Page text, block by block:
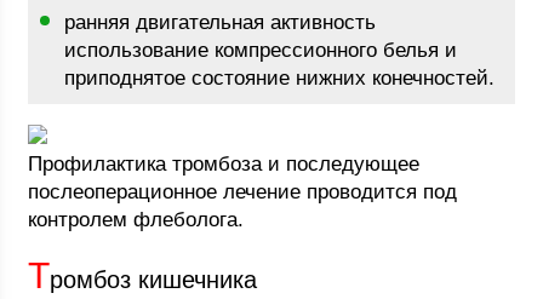
ранняя двигательная активность
использование компрессионного белья и
приподнятое состояние нижних конечностей.
Профилактика тромбоза и последующее
послеоперационное лечение проводится под
контролем флеболога.
Тромбоз кишечника